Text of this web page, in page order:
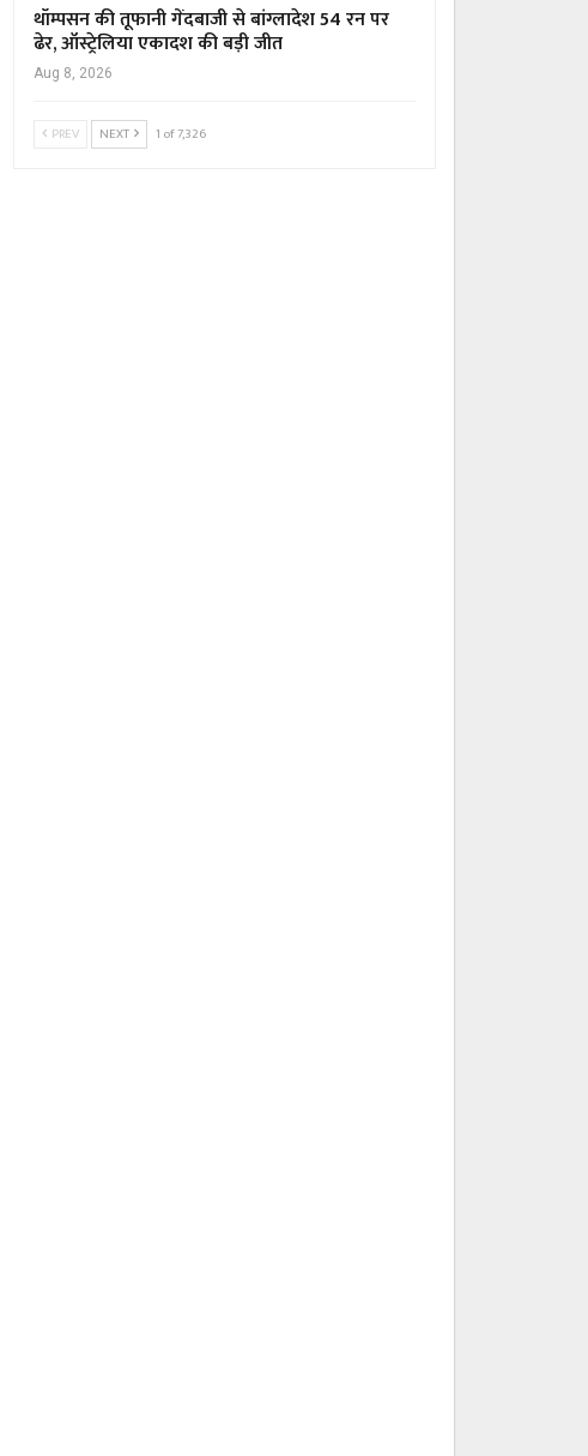
थॉम्पसन की तूफानी गेंदबाजी से बांग्लादेश 54 रन पर
ढेर, ऑस्ट्रेलिया एकादश की बड़ी जीत
Aug 8, 2026
PREV NEXT 1 of 7,326